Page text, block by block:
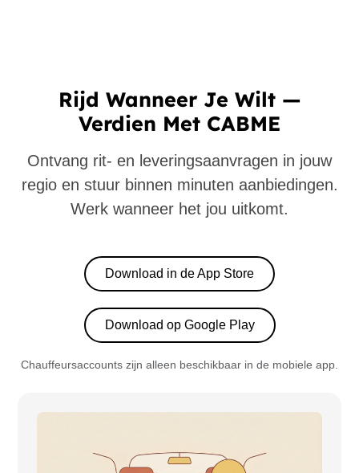
Rijd Wanneer Je Wilt —
Verdien Met CABME
Ontvang rit- en leveringsaanvragen in jouw
regio en stuur binnen minuten aanbiedingen.
Werk wanneer het jou uitkomt.
Download in de App Store
Download op Google Play
Chauffeursaccounts zijn alleen beschikbaar in de mobiele app.